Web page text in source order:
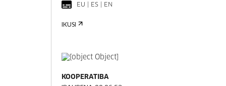
EU | ES | EN
IKUSI
KOOPERATIBA